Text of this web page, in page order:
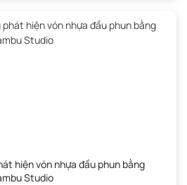
hiện vón nhựa đầu phun bằng
Studio